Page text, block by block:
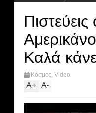
Πιστεύεις
Καλά
Κόσμος, Video
A+ A-